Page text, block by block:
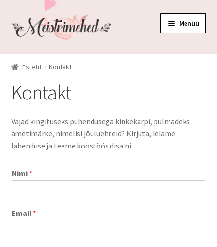
navigeerimisele
sisu
Menüü
Kõik tooted
Karbid ja korvid
Peod ja pulmad
Esileht Kontakt
Kontakt
Vajad kingituseks pühendusega kinkekarpi, pulmadeks
ametimärke, nimelisi jõuluehteid? Kirjuta, leiame
lahenduse ja teeme koostöös disaini.
Nimi *
Email *